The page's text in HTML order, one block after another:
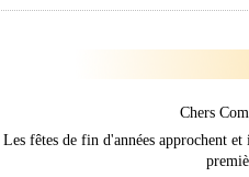
Chers
Les fêtes de fin d'années approchent